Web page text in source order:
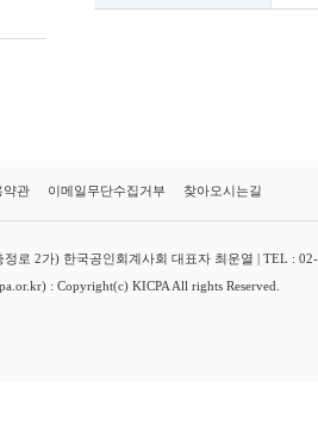
약관 이메일무단수집거부 찾아오시는길
로 2가) 한국공인회계사회 대표자 최운열 | TEL :
: Copyright(c) KICPA All rights Reserved.